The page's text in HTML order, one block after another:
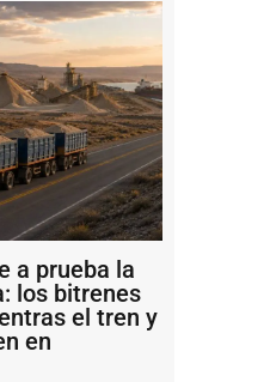
a prueba la
los bitrenes
el tren y
en